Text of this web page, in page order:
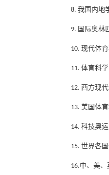
8. 我国内地
9. 国际奥林
10. 现代体
11. 体育科
12. 西方现
13. 美国体
14. 科技奥
15. 世界各
16.中、美